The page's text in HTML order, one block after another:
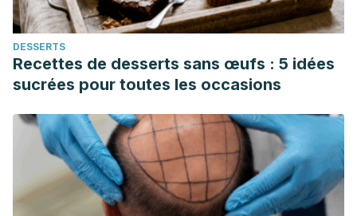
Montessori para la enseñanza del alumno. México: Acervo
Digital Educativo. URL disponible en:
https://ade.edugem.gob.mx/handle/acervodigitaledu/62430?
Moreno Romero, O. (2012). La pedagogía científica en
María Montessori.Hojas y Hablas , vol. 9, pp. 59-67.
https://dialnet.unirioja.es/servlet/articulo?codigo=6628806
Sakaeva, L., Ismagilova, G. & Martynova, E. (2017).
Peculiarities of child`s upbringing on the Montessori
Method in Kazan (Russia).Edulearn17 Proceedings, pp.
DESSERTS
Recettes de desserts sans œufs : 5 idées
sucrées pour toutes les occasions